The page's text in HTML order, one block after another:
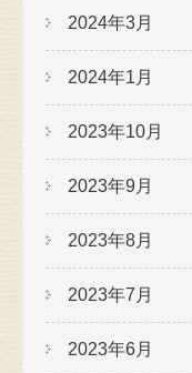
2024年3月
2024年1月
2023年10月
2023年9月
2023年8月
2023年7月
2023年6月